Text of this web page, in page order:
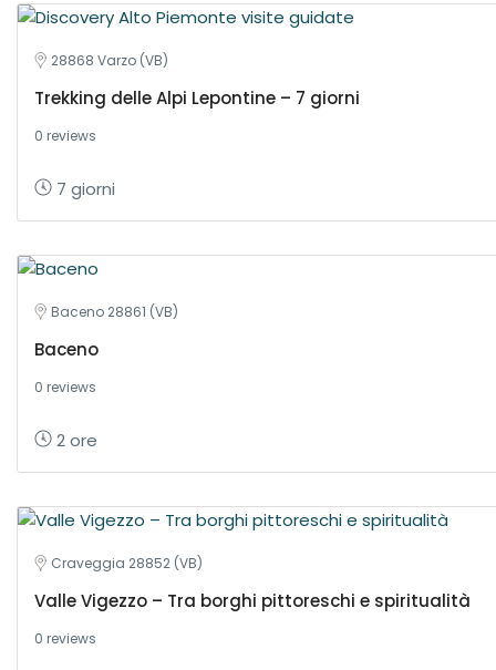
28868 Varzo (VB)
Trekking delle Alpi Lepontine – 7 giorni
0 reviews
7 giorni
Baceno 28861 (VB)
Baceno
0 reviews
2 ore
Craveggia 28852 (VB)
Valle Vigezzo – Tra borghi pittoreschi e spiritualità
0 reviews